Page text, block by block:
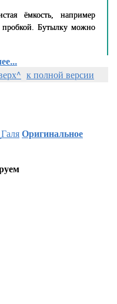
ёмкость, например
пробкой. Бутылку можно
к полной версии
Оригинальное